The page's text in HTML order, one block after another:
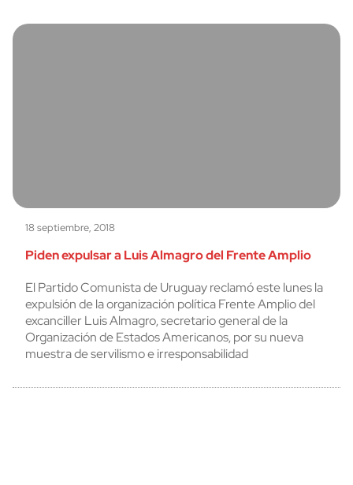
18 septiembre, 2018
Piden expulsar a Luis Almagro del Frente Amplio
El Partido Comunista de Uruguay reclamó este lunes la
expulsión de la organización política Frente Amplio del
excanciller Luis Almagro, secretario general de la
Organización de Estados Americanos, por su nueva
muestra de servilismo e irresponsabilidad